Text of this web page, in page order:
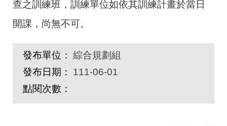
查之訓練班，訓練單位如依其訓練計畫於當日
開課，尚無不可。
發布單位： 綜合規劃組
發布日期：
111-06-01
點閱次數：